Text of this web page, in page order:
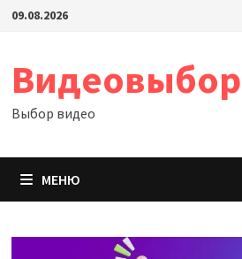
Перейти
09.08.2026
Видеовыбор
Выбор видео
МЕНЮ